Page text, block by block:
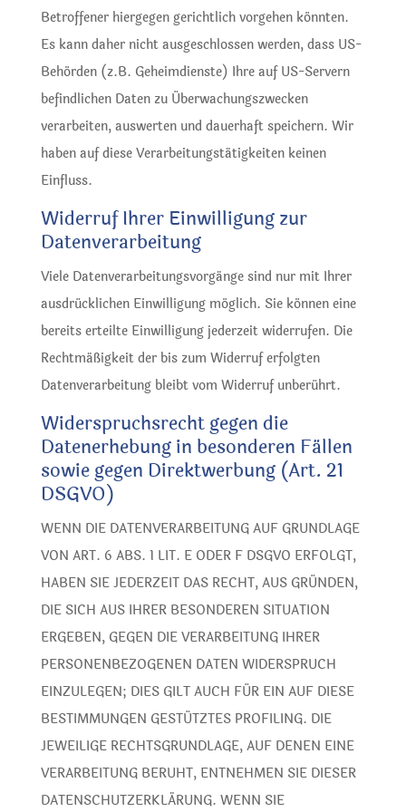
Betroffener hiergegen gerichtlich vorgehen könnten.
Es kann daher nicht ausgeschlossen werden, dass US-
Behörden (z.B. Geheimdienste) Ihre auf US-Servern
befindlichen Daten zu Überwachungszwecken
verarbeiten, auswerten und dauerhaft speichern. Wir
haben auf diese Verarbeitungstätigkeiten keinen
Einfluss.
Widerruf Ihrer Einwilligung zur
Datenverarbeitung
Viele Datenverarbeitungsvorgänge sind nur mit Ihrer
ausdrücklichen Einwilligung möglich. Sie können eine
bereits erteilte Einwilligung jederzeit widerrufen. Die
Rechtmäßigkeit der bis zum Widerruf erfolgten
Datenverarbeitung bleibt vom Widerruf unberührt.
Widerspruchsrecht gegen die
Datenerhebung in besonderen Fällen
sowie gegen Direktwerbung (Art. 21
DSGVO)
WENN DIE DATENVERARBEITUNG AUF GRUNDLAGE
VON ART. 6 ABS. 1 LIT. E ODER F DSGVO ERFOLGT,
HABEN SIE JEDERZEIT DAS RECHT, AUS GRÜNDEN,
DIE SICH AUS IHRER BESONDEREN SITUATION
ERGEBEN, GEGEN DIE VERARBEITUNG IHRER
PERSONENBEZOGENEN DATEN WIDERSPRUCH
EINZULEGEN; DIES GILT AUCH FÜR EIN AUF DIESE
BESTIMMUNGEN GESTÜTZTES PROFILING. DIE
JEWEILIGE RECHTSGRUNDLAGE, AUF DENEN EINE
VERARBEITUNG BERUHT, ENTNEHMEN SIE DIESER
DATENSCHUTZERKLÄRUNG. WENN SIE